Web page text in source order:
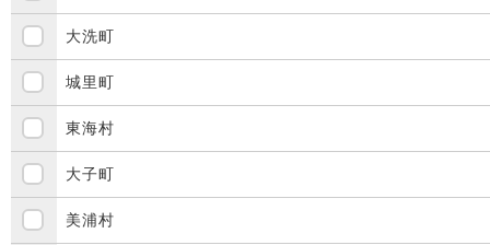
大洗町
城里町
東海村
大子町
美浦村